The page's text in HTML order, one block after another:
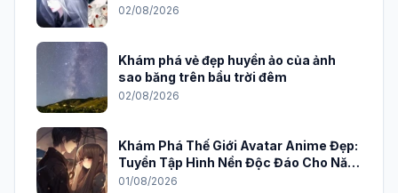
02/08/2026
Khám phá vẻ đẹp huyền ảo của ảnh
sao băng trên bầu trời đêm
02/08/2026
Khám Phá Thế Giới Avatar Anime Đẹp:
Tuyển Tập Hình Nền Độc Đáo Cho Năm
2026
01/08/2026